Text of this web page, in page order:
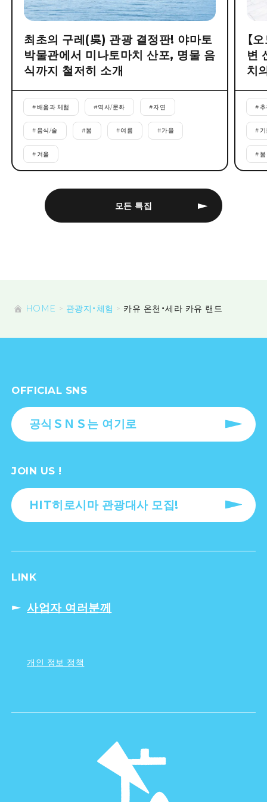
모든 특집
최초의 구레(吳) 관광 결정판! 야마토
박물관에서 미나토마치 산포, 명물 음
식까지 철저히 소개
#배움과 체험 #역사/문화 #자연
#음식/술 #봄 #여름 #가을
# 겨울
【
변
치
#
#
#봄
HOME 관광지・체험 카유 온천・세라 카유 랜드
OFFICIAL SNS
공식ＳＮＳ는 여기로
JOIN US !
HIT히로시마 관광대사 모집!
LINK
사업자 여러분께
개인 정보 정책